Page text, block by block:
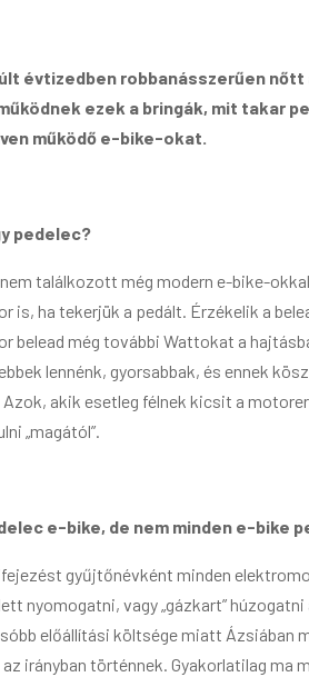
évtizedben robbanásszerűen
ezek a bringák, mit takar
működő e-bike-okat.
pedelec?
találkozott még modern e-bike-
is, ha tekerjük a pedált. Érzékelik a
belead még további Wattokat a
lennénk, gyorsabbak, és ennek
akik esetleg félnek kicsit a
„magától”.
e-bike, de nem minden e-bike
gyűjtőnévként minden
nyomogatni, vagy „gázkart”
előállítási költsége miatt Ázsiában
irányban történnek. Gyakorlatilag ma